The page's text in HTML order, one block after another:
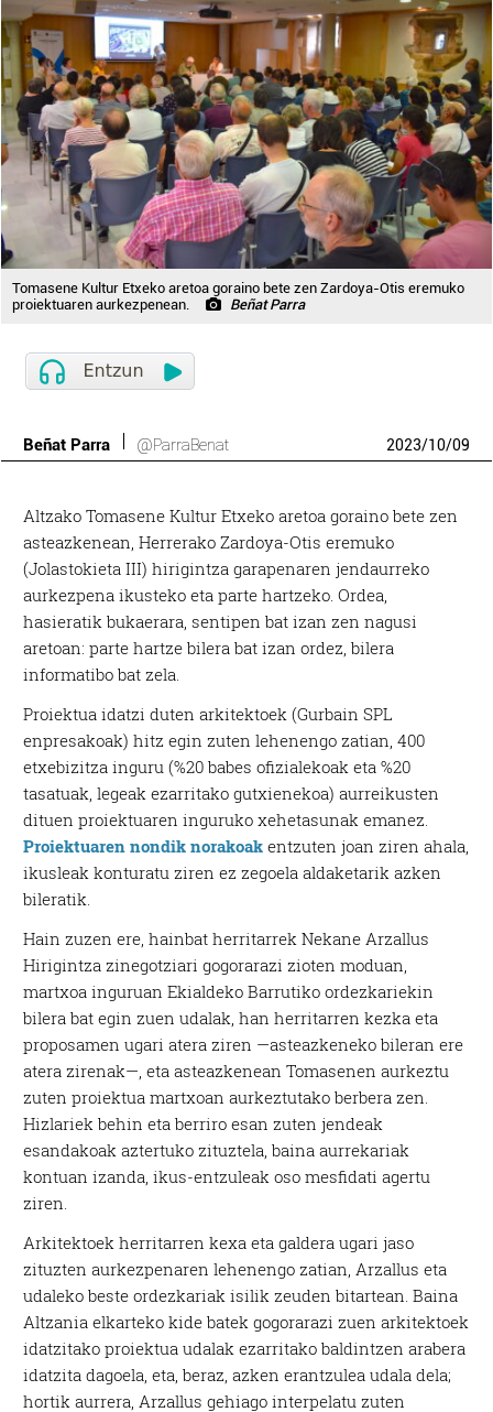
Tomasene Kultur Etxeko aretoa goraino bete zen Zardoya-Otis eremuko
proiektuaren aurkezpenean.
Beñat Parra
Beñat Parra @ParraBenat 2023/10/09
Altzako Tomasene Kultur Etxeko aretoa goraino bete zen
asteazkenean, Herrerako Zardoya-Otis eremuko
(Jolastokieta III) hirigintza garapenaren jendaurreko
aurkezpena ikusteko eta parte hartzeko. Ordea,
hasieratik bukaerara, sentipen bat izan zen nagusi
aretoan: parte hartze bilera bat izan ordez, bilera
informatibo bat zela.
Proiektua idatzi duten arkitektoek (Gurbain SPL
enpresakoak) hitz egin zuten lehenengo zatian, 400
etxebizitza inguru (%20 babes ofizialekoak eta %20
tasatuak, legeak ezarritako gutxienekoa) aurreikusten
dituen proiektuaren inguruko xehetasunak emanez.
Proiektuaren nondik norakoak entzuten joan ziren ahala,
ikusleak konturatu ziren ez zegoela aldaketarik azken
bileratik.
Hain zuzen ere, hainbat herritarrek Nekane Arzallus
Hirigintza zinegotziari gogorarazi zioten moduan,
martxoa inguruan Ekialdeko Barrutiko ordezkariekin
bilera bat egin zuen udalak, han herritarren kezka eta
proposamen ugari atera ziren —asteazkeneko bileran ere
atera zirenak—, eta asteazkenean Tomasenen aurkeztu
zuten proiektua martxoan aurkeztutako berbera zen.
Hizlariek behin eta berriro esan zuten jendeak
esandakoak aztertuko zituztela, baina aurrekariak
kontuan izanda, ikus-entzuleak oso mesfidati agertu
ziren.
Arkitektoek herritarren kexa eta galdera ugari jaso
zituzten aurkezpenaren lehenengo zatian, Arzallus eta
udaleko beste ordezkariak isilik zeuden bitartean. Baina
Altzania elkarteko kide batek gogorarazi zuen arkitektoek
idatzitako proiektua udalak ezarritako baldintzen arabera
idatzita dagoela, eta, beraz, azken erantzulea udala dela;
hortik aurrera, Arzallus gehiago interpelatu zuten